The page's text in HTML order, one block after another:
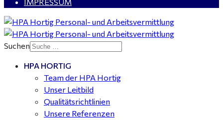
Suchen
HPA HORTIG
Team der HPA Hortig
Unser Leitbild
Qualitätsrichtlinien
Unsere Referenzen